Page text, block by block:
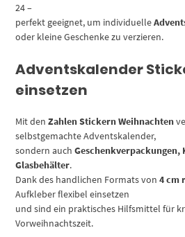
24 –
perfekt geeignet, um individuelle
oder kleine Geschenke zu verzieren.
Adventskalender
einsetzen
Mit denZahlen Stickern Weihnachten
selbstgemachte Adventskalender,
sondern auchGeschenkverpackungen,
Glasbehälter.
Dank des handlichen Formats von4 cm
Aufkleber flexibel einsetzen
und sind ein praktisches Hilfsmittel für
Vorweihnachtszeit.